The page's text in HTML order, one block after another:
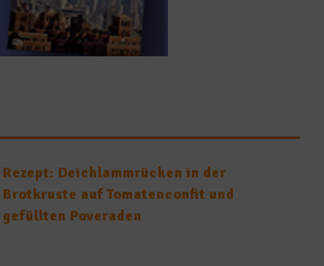
Rezept: Deichlammrücken in der
Brotkruste auf Tomatenconfit und
gefüllten Poveraden